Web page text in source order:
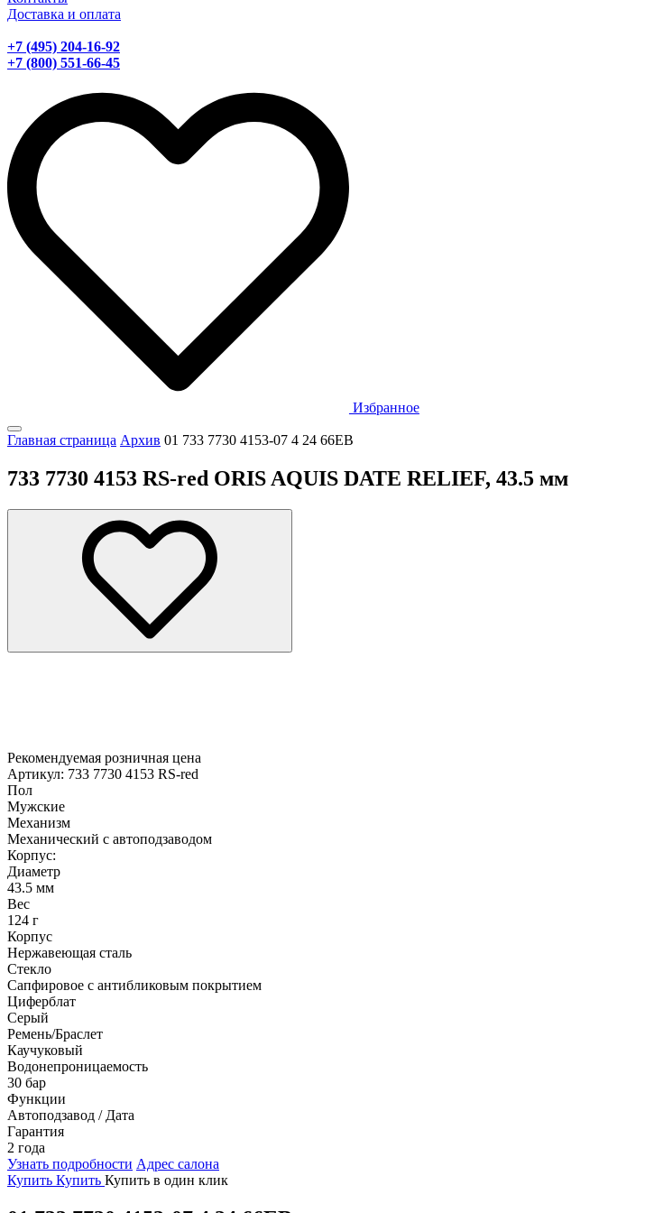
Доставка и оплата
+7 (495) 204-16-92
+7 (800) 551-66-45
Избранное
Главная страница Архив 01 733 7730 4153-07 4 24 66EB
733 7730 4153 RS-red ORIS AQUIS DATE RELIEF, 43.5 мм
Рекомендуемая розничная цена
Артикул: 733 7730 4153 RS-red
Пол
Мужские
Механизм
Механический с автоподзаводом
Корпус:
Диаметр
43.5 мм
Вес
124 г
Корпус
Нержавеющая сталь
Стекло
Сапфировое с антибликовым покрытием
Циферблат
Серый
Ремень/Браслет
Каучуковый
Водонепроницаемость
30 бар
Функции
Автоподзавод / Дата
Гарантия
2 года
Узнать подробности Адрес салона
Купить Купить Купить в один клик